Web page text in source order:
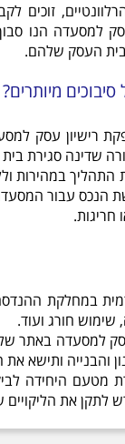
זוכים
למסעדה הנו
בית העסק שלהם.
מיותרים?
רישיון עסק
שדינה סגירת
במהירות
הנכס עבור
חריגות.
במחלקת
שימוש חורג ועוד.
למסעדה באתר
והבנייה ותישא
היחידה
לתקן את